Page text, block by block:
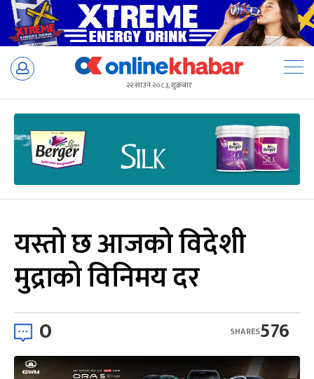
Skip
२२ साउन २०८३, शुक्रबार
यस्तो छ आजको विदेशी
मुद्राको विनिमय दर
0 576
SHARES